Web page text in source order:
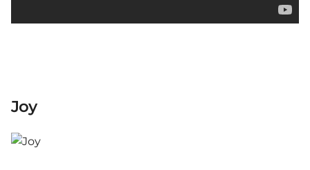
Joy